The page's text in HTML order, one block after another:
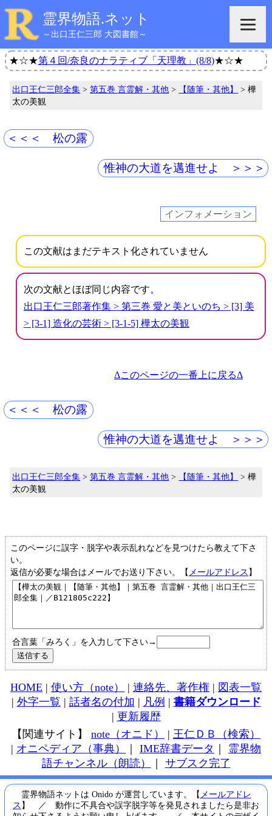
霊界物語.ネット
～出口王仁三郎 大図書館～
★☆★第４回/奈良のナラティブ「天理教」(8/8)★☆★
出口王仁三郎全集 >第五巻 言霊解・其他 > 【随筆・其他】
> 樺
太の美観
＜＜＜ 松の露
惟神の大道を邁進せよ ＞＞＞
インフォメーション
この文献はまだテキスト化されていません
次の文献とほぼ同じ内容です。
出口王仁三郎著作集 > 第三巻 愛と美といのち > [3] 美
> [3-1] 造化の芸術 > [3-1-5] 樺太の美観
Δこのページの一番上に戻るΔ
＜＜＜ 松の露
惟神の大道を邁進せよ ＞＞＞
出口王仁三郎全集 >第五巻 言霊解・其他 > 【随筆・其他】
> 樺
太の美観
このページに誤字・脱字や表示乱れなどを見つけたら教えて下さ
い。
返信が必要な場合はメールでお送り下さい。【 メールアドレス 】
合言葉「みろく」を入力して下さい→
HOME | 使い方（note） | 連絡先、著作権 | 図表一覧
| 外字一覧 | 話者名の付加 | 凡例 | 書籍ダウンロード
| 更新履歴
【関連サイト】 note（オニド） | 王仁ＤＢ（検索）
| オニペディア（事典） IME辞書データ
霊界物
語チャンネル（朗読）
サブスク完了
霊界物語ネットは Onido が運営しています。【 メールアドレ
ス 】 ／ 動作に不具合や誤字脱字等を発見されましたら是非お